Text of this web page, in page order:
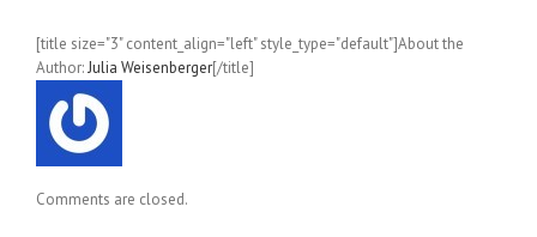
[title size="3" content_align="left" style_type="default"]About the
Author:Julia Weisenberger[/title]
Comments are closed.